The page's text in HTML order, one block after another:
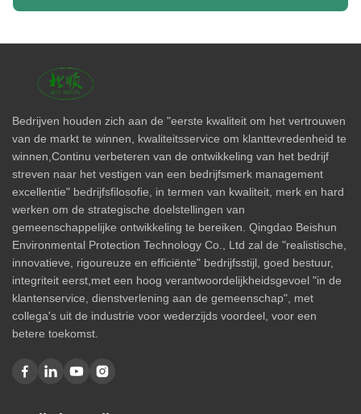
Bedrijven houden zich aan de "eerste kwaliteit om het vertrouwen
van de markt te winnen, kwaliteitsservice om klanttevredenheid te
winnen,Continu verbeteren van de ontwikkeling van het bedrijf
streven naar het vestigen van een bedrijfsmerk management
excellentie" bedrijfsfilosofie, in termen van kwaliteit, merk en hard
werken om de strategische doelstellingen van
gemeenschappelijke ontwikkeling te bereiken. Qingdao Beishun
Environmental Protection Technology Co., Ltd zal de "realistische,
innovatieve, rigoureuze en efficiënte" bedrijfsstijl, goed bestuur,
integriteit eerst,met een hoog verantwoordelijkheidsgevoel "in de
klantenservice, dienstverlening aan de gemeenschap", met
collega's uit de industrie voor wederzijds voordeel, voor een
betere toekomst.